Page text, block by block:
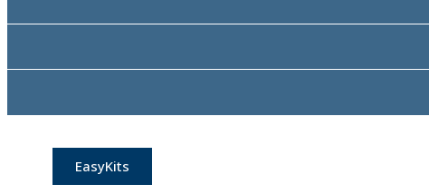
EasyKits